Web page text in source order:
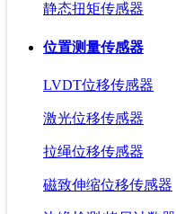
静态扭矩传感器
位置测量传感器
LVDT位移传感器
激光位移传感器
拉绳位移传感器
磁致伸缩位移传感器